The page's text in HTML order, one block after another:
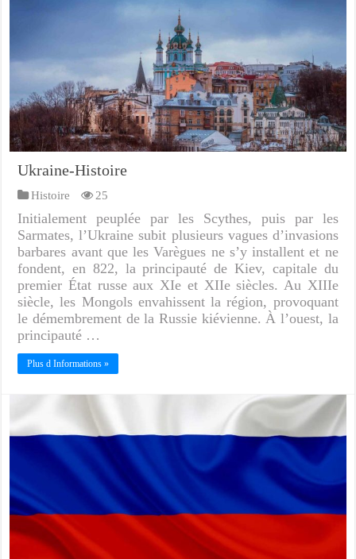
Ukraine-Histoire
Histoire 25
Initialement peuplée par les Scythes, puis par les
Sarmates, l’Ukraine subit plusieurs vagues d’invasions
barbares avant que les Varègues ne s’y installent et ne
fondent, en 822, la principauté de Kiev, capitale du
premier État russe aux XIe et XIIe siècles. Au XIIIe
siècle, les Mongols envahissent la région, provoquant
le démembrement de la Russie kiévienne. À l’ouest, la
principauté …
Plus d Informations »